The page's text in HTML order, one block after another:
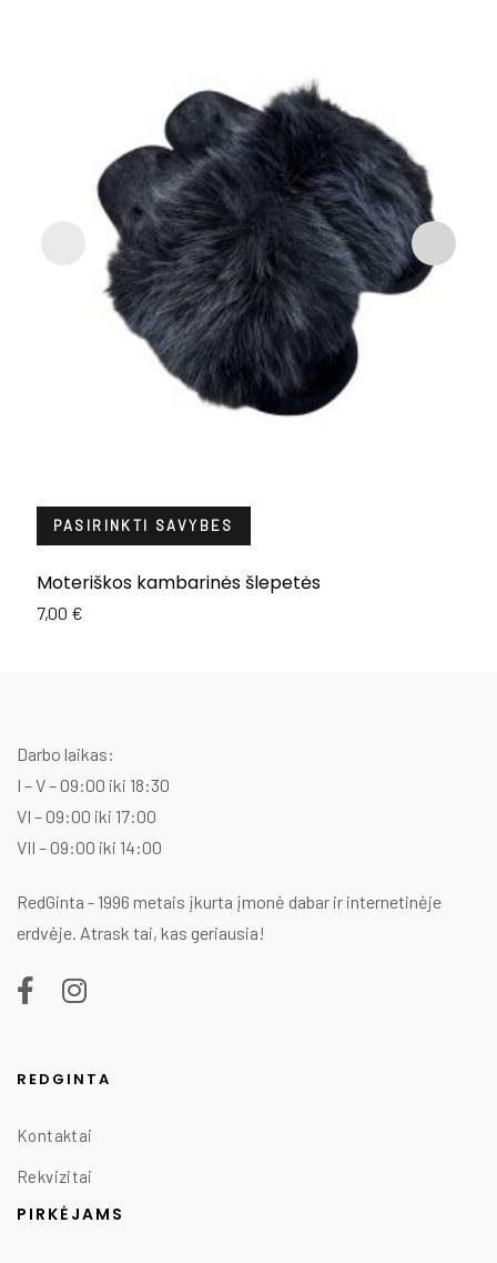
PASIRINKTI SAVYBES
Moteriškos kambarinės šlepetės
7,00 €
Darbo laikas:
I – V – 09:00 iki 18:30
VI – 09:00 iki 17:00
VII – 09:00 iki 14:00
RedGinta - 1996 metais įkurta įmonė dabar ir internetinėje
erdvėje. Atrask tai, kas geriausia!
REDGINTA
Kontaktai
Rekvizitai
PIRKĖJAMS